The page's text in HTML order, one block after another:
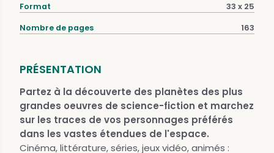
Format 33 x 25
Nombre de pages 163
PRÉSENTATION
Partez à la découverte des planètes des plus
grandes oeuvres de science-fiction et marchez
sur les traces de vos personnages préférés
dans les vastes étendues de l'espace.
Cinéma, littérature, séries, jeux vidéo, animés :